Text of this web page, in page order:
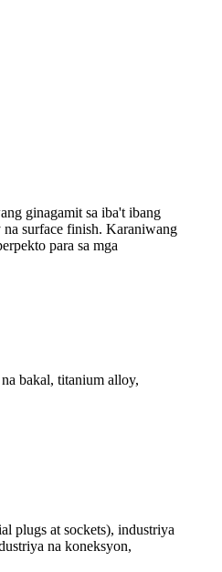
ginagamit sa iba't ibang
na surface finish. Karaniwang
para sa mga
bakal, titanium alloy,
plugs at sockets), industriya
na koneksyon,